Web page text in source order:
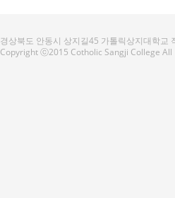
경상북도 안동시 상지길45 가톨릭상지대학교
Copyright ⓒ2015 Cotholic Sangji College